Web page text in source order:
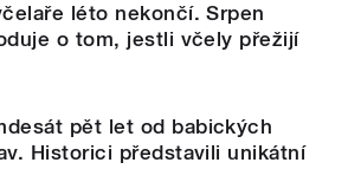
léto nekončí. Srpen
o tom, jestli včely přežijí
pět let od babických
Historici představili unikátní